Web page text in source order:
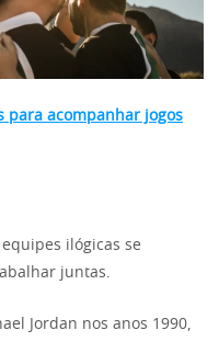
para acompanhar jogos
ilógicas se
juntas.
Jordan nos anos 1990,